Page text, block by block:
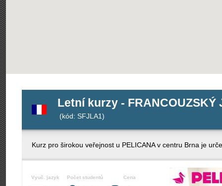
Letní kurzy -
(kód: SFJLA1)
Kurz pro širokou veřejnost u PELICANA v centru Brna je
Vyuč. jazyk Počet studentů Cena